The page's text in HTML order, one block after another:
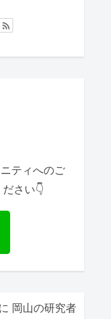
ティへのご
さい👇
岡山の研究者